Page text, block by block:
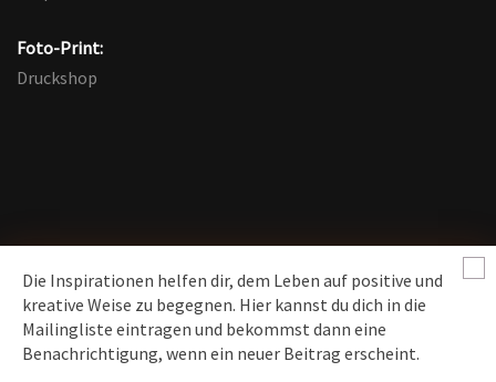
Die Inspirationen helfen dir, dem Leben auf positive und
kreative Weise zu begegnen. Hier kannst du dich in die
Mailingliste eintragen und bekommst dann eine
Benachrichtigung, wenn ein neuer Beitrag erscheint.
Foto-Print:
Druckshop
News erhalten